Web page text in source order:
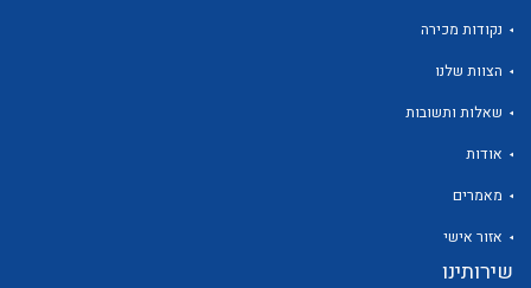
לכל מוצרי היצרן
נקודות מכירה
הצוות שלנו
שאלות ותשובות
אודות
מאמרים
אזור אישי
שירותינו